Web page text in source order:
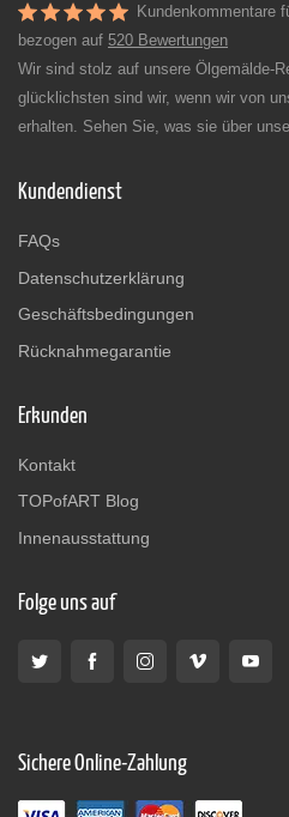
Kundenkommentare
bezogen auf 520 Bewertungen
Wir sind stolz auf unsere Ölgemälde-
glücklichsten sind wir, wenn wir von
erhalten. Sehen Sie, was sie über
Kundendienst
FAQs
Datenschutzerklärung
Geschäftsbedingungen
Rücknahmegarantie
Erkunden
Kontakt
TOPofART Blog
Innenausstattung
Folge uns auf
Sichere Online-Zahlung